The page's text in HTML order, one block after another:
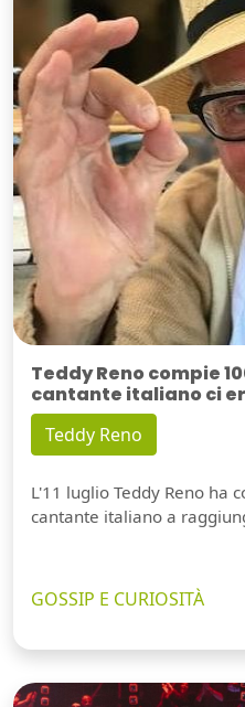
Teddy Reno compie
cantante italiano ci
Teddy Reno
L'11 luglio Teddy Reno ha
cantante italiano a
GOSSIP E CURIOSITÀ